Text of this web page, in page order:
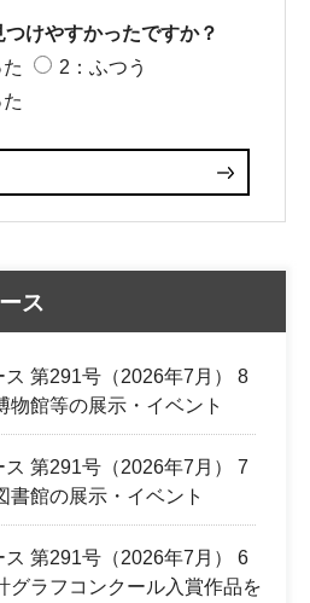
けやすかったですか？
2：ふつう
ス
ス 第291号（2026年7月） 8
物館等の展示・イベント
ス 第291号（2026年7月） 7
書館の展示・イベント
ス 第291号（2026年7月） 6
グラフコンクール入賞作品を